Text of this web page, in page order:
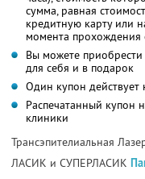
сумма, равная
кредитную карту или
момента прохождения
Вы можете
для себя и в подарок
Один купон действует
Распечатанный купон
клиники
Трансэпителиальная
ЛАСИК и СУПЕРЛАСИК